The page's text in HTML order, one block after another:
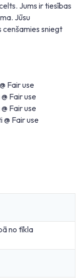
Jums ir tiesības
Jūsu
sniegt
Fair use
Fair use
Fair use
Fair use
no tīkla